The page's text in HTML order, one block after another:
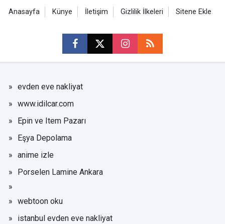
Anasayfa Künye İletişim Gizlilik İlkeleri Sitene Ekle
evden eve nakliyat
www.idilcar.com
Epin ve Item Pazarı
Eşya Depolama
anime izle
Porselen Lamine Ankara
webtoon oku
istanbul evden eve nakliyat